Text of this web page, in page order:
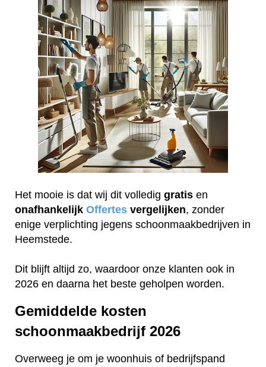
Het mooie is dat wij dit volledig gratis en
onafhankelijk Offertes vergelijken, zonder
enige verplichting jegens schoonmaakbedrijven in
Heemstede.
Dit blijft altijd zo, waardoor onze klanten ook in
2026 en daarna het beste geholpen worden.
Gemiddelde kosten
schoonmaakbedrijf 2026
Overweeg je om je woonhuis of bedrijfspand